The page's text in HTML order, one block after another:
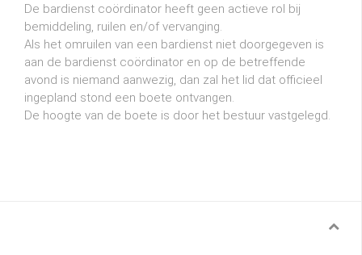
De bardienst coördinator heeft geen actieve rol bij
bemiddeling, ruilen en/of vervanging.
Als het omruilen van een bardienst niet doorgegeven is
aan de bardienst coördinator en op de betreffende
avond is niemand aanwezig, dan zal het lid dat officieel
ingepland stond een boete ontvangen.
De hoogte van de boete is door het bestuur vastgelegd.